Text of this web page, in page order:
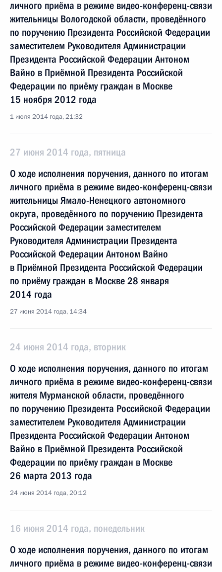
личного приёма в режиме видео-конференц-связи
жительницы Вологодской области, проведённого
по поручению Президента Российской Федерации
заместителем Руководителя Администрации
Президента Российской Федерации Антоном
Вайно в Приёмной Президента Российской
Федерации по приёму граждан в Москве
15 ноября 2012 года
1 июля 2014 года, 21:32
27 июня 2014 года, пятница
О ходе исполнения поручения, данного по итогам
личного приёма в режиме видео-конференц-связи
жительницы Ямало-Ненецкого автономного
округа, проведённого по поручению Президента
Российской Федерации заместителем
Руководителя Администрации Президента
Российской Федерации Антоном Вайно
в Приёмной Президента Российской Федерации
по приёму граждан в Москве 28 января
2014 года
27 июня 2014 года, 14:34
24 июня 2014 года, вторник
О ходе исполнения поручения, данного по итогам
личного приёма в режиме видео-конференц-связи
жителя Мурманской области, проведённого
по поручению Президента Российской Федерации
заместителем Руководителя Администрации
Президента Российской Федерации Антоном
Вайно в Приёмной Президента Российской
Федерации по приёму граждан в Москве
26 марта 2013 года
24 июня 2014 года, 20:12
16 июня 2014 года, понедельник
О ходе исполнения поручения, данного по итогам
личного приёма в режиме видео-конференц-связи